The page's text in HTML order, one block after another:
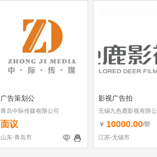
广告策划公
青岛中际传媒有限公司
面议
山东-青岛市
影视广告拍
无锡九色鹿影视有限公
￥ 10000.00/部
江苏-无锡市